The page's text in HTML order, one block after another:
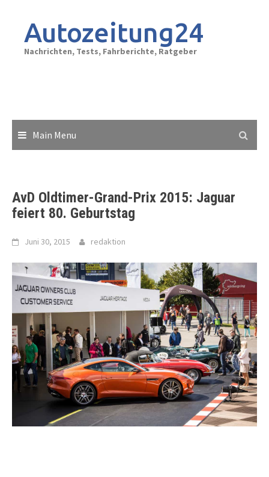
contentAutozeitung24
Nachrichten, Tests, Fahrberichte, Ratgeber
Main Menu
AvD Oldtimer-Grand-Prix 2015: Jaguar
feiert 80. Geburtstag
Juni 30, 2015 redaktion